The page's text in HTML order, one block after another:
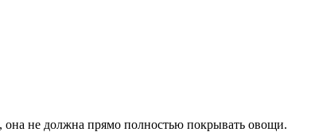
она не должна прямо полностью покрывать овощи.